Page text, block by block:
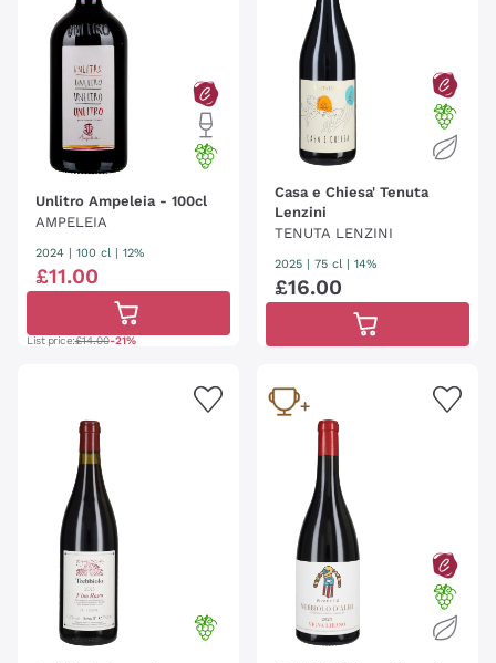
Unlitro Ampeleia - 100cl
AMPELEIA
2024 100 cl | 12%
£11.00
List price:£14.00-21%
Casa e Chiesa' Tenuta
Lenzini
TENUTA LENZINI
2025 75 cl | 14%
£16.00